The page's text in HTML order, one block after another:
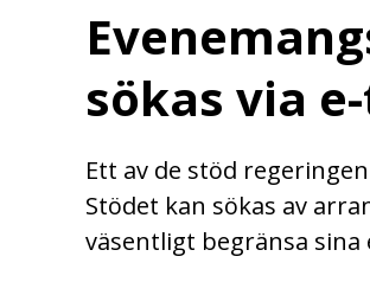
sökas via
Ett av de stöd
Stödet kan sökas av
väsentligt begränsa